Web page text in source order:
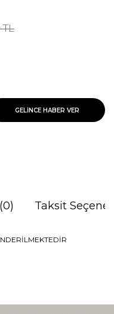
TL
GELİNCE HABER VER
Taksit
öneri formunu